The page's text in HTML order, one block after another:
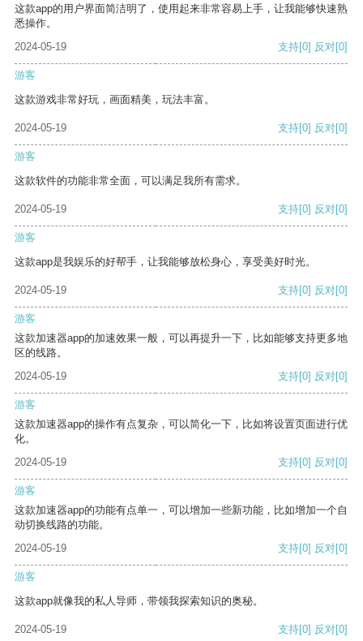
这款app的用户界面简洁明了，使用起来非常容易上手，让我能够快速熟
悉操作。
2024-05-19
支持[0] 反对[0]
游客
这款游戏非常好玩，画面精美，玩法丰富。
2024-05-19 支持[0] 反对[0]
游客
这款软件的功能非常全面，可以满足我所有需求。
2024-05-19 支持[0] 反对[0]
游客
这款app是我娱乐的好帮手，让我能够放松身心，享受美好时光。
2024-05-19 支持[0] 反对[0]
游客
这款加速器app的加速效果一般，可以再提升一下，比如能够支持更多地
区的线路。
2024-05-19
支持[0] 反对[0]
游客
这款加速器app的操作有点复杂，可以简化一下，比如将设置页面进行优
化。
2024-05-19
支持[0] 反对[0]
游客
这款加速器app的功能有点单一，可以增加一些新功能，比如增加一个自
动切换线路的功能。
2024-05-19
支持[0] 反对[0]
游客
这款app就像我的私人导师，带领我探索知识的奥秘。
2024-05-19 支持[0] 反对[0]